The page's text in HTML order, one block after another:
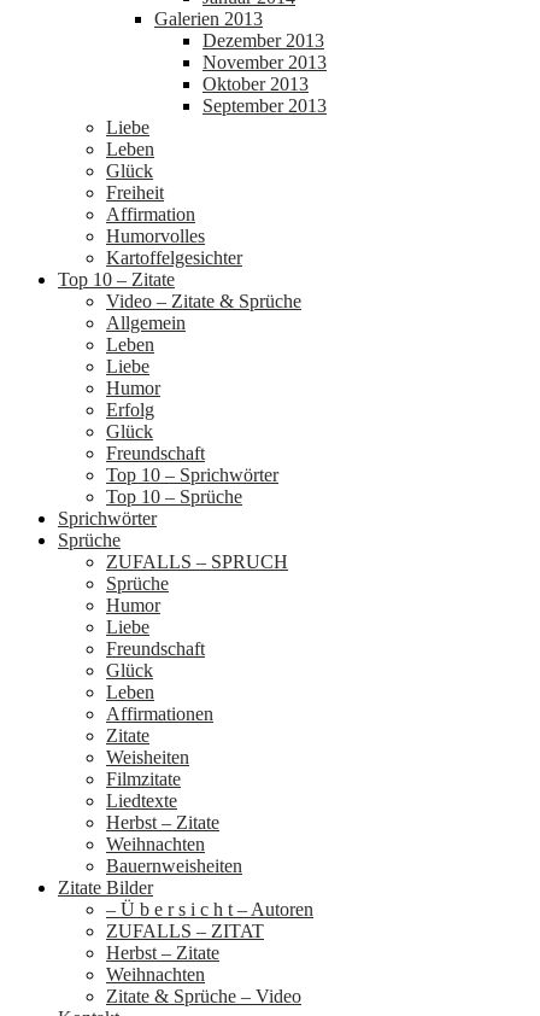
Galerien 2013
Dezember 2013
November 2013
Oktober 2013
September 2013
Liebe
Leben
Glück
Freiheit
Affirmation
Humorvolles
Kartoffelgesichter
Top 10 – Zitate
Video – Zitate & Sprüche
Allgemein
Leben
Liebe
Humor
Erfolg
Glück
Freundschaft
Top 10 – Sprichwörter
Top 10 – Sprüche
Sprichwörter
Sprüche
ZUFALLS – SPRUCH
Sprüche
Humor
Liebe
Freundschaft
Glück
Leben
Affirmationen
Zitate
Weisheiten
Filmzitate
Liedtexte
Herbst – Zitate
Weihnachten
Bauernweisheiten
Zitate Bilder
– Ü b e r s i c h t – Autoren
ZUFALLS – ZITAT
Herbst – Zitate
Weihnachten
Zitate & Sprüche – Video